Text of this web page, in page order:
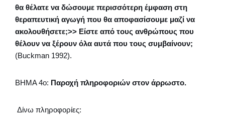
θα θέλατε να δώσουμε περισσότερη έμφαση στη
θεραπευτική αγωγή που θα αποφασίσουμε μαζί να
ακολουθήσετε;>> Είστε από τους ανθρώπους που
θέλουν να ξέρουν όλα αυτά που τους συμβαίνουν;
(Buckman 1992).
ΒΗΜΑ 4ο: Παροχή πληροφοριών στον άρρωστο.
Δίνω πληροφορίες: